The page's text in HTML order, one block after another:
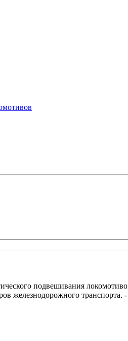
подвешивания
железнодорожного